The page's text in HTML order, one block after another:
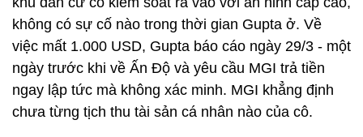
không có sự cố nào trong thời gian Gupta ở. Về
việc mất 1.000 USD, Gupta báo cáo ngày 29/3 - một
ngày trước khi về Ấn Độ và yêu cầu MGI trả tiền
ngay lập tức mà không xác minh. MGI khẳng định
chưa từng tịch thu tài sản cá nhân nào của cô.